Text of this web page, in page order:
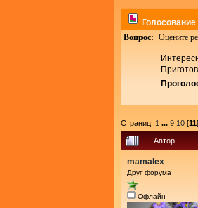
Голосование
Вопрос: Оцените
Страниц: 1 ... 9 10 [11]
Автор
mamalex
Друг форума
Офлайн